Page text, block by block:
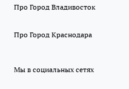
Про Город Владивосток
Про Город Краснодара
Мы в социальных сетях